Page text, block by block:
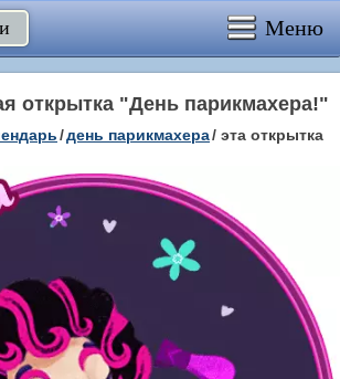
Меню
открытка "День парикмахера!"
/день парикмахера/ эта открытка